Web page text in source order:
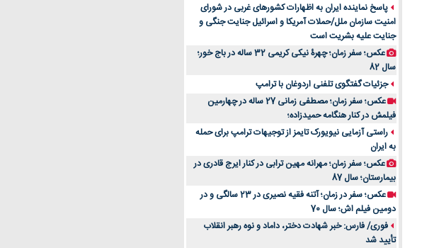
پاسخ نماینده ایران به اظهارات کشورهای غربی در شورای
امنیت سازمان ملل/حملات آمریکا و اسرائیل جنایت جنگی و
جنایت علیه بشریت است
عکس؛ سفر زمان؛ چهرۀ نیکی کریمی 32 ساله در باج خور؛
سال 82
جزئیات گفتگوی تلفنی اردوغان با ترامپ
عکس؛ سفر زمان؛ مصطفی زمانی 27 ساله در چهارمین
فیلمش در کنار هنگامه حمیدزاده؛
راستی آزمایی نیویورک تایمز از توجیهات ترامپ برای حمله
به ایران
عکس؛ سفر زمان؛ مهرانه مهین ترابی در کنار ایرج قادری در
بیمارستان؛ سال 87
عکس؛ سفر در زمان؛ آتنه فقیه نصیری در 23 سالگی و در
دومین فیلم اش؛ سال 70
فوری/ فارس: خبر شهادت دختر، داماد و نوه رهبر انقلاب
تأیید شد